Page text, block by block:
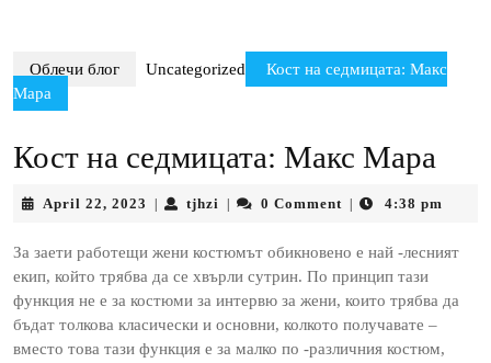
Облечи блог Uncategorized
Кост на седмицата: Макс
Мара
Кост на седмицата: Макс Мара
April 22, 2023 April tjhzi tjhzi 0 Comment 4:38 pm
За заети работещи жени костюмът обикновено е най -лесният
екип, който трябва да се хвърли сутрин. По принцип тази
функция не е за костюми за интервю за жени, които трябва да
бъдат толкова класически и основни, колкото получавате –
вместо това тази функция е за малко по -различния костюм,